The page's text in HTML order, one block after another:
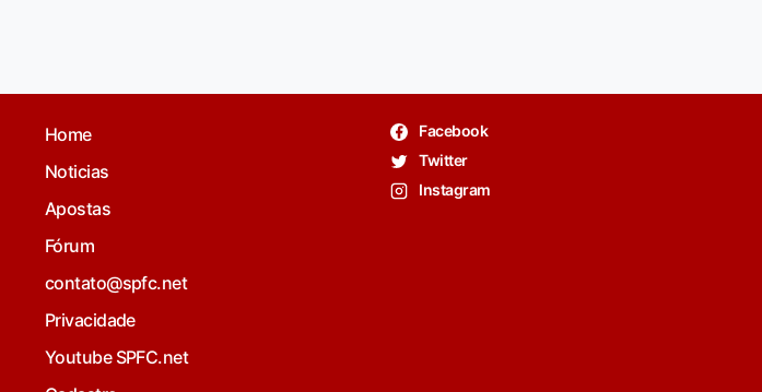
Home
Noticias
Apostas
Fórum
contato@spfc.net
Privacidade
Youtube SPFC.net
Facebook
Twitter
Instagram